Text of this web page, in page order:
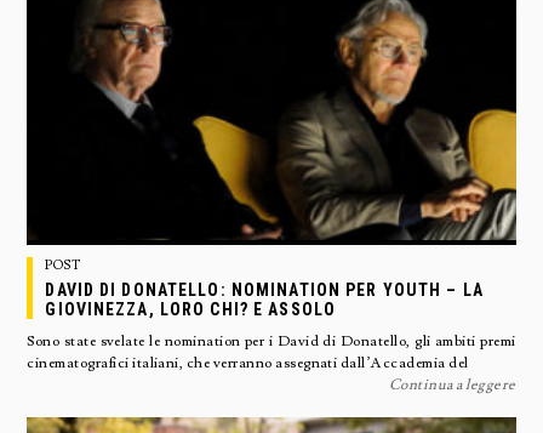
POST
DAVID DI DONATELLO: NOMINATION PER YOUTH – LA
GIOVINEZZA, LORO CHI? E ASSOLO
Sono state svelate le nomination per i David di Donatello, gli ambiti premi
cinematografici italiani, che verranno assegnati dall’Accademia del
Continua a leggere